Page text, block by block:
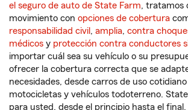
el seguro de auto de State Farm, tratamos
movimiento con opciones de cobertura
responsabilidad civil , amplia, contra
médicos y protección contra conductores
importar cuál sea su vehículo o su
ofrecer la cobertura correcta que se
necesidades, desde carros de uso
motocicletas y vehículos todoterreno.
para usted, desde el principio hasta el final.